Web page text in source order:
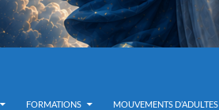
FORMATIONS MOUVEMENTS D’ADULTES